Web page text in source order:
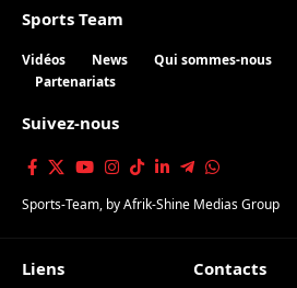
Sports Team
Vidéos News Qui sommes-nous
Partenariats
Suivez-nous
Sports-Team, byAfrik-Shine Medias Group
Liens Contacts